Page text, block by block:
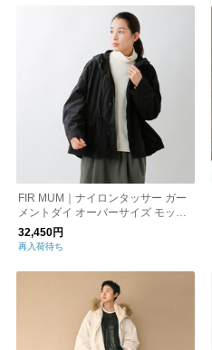
FIR MUM｜ナイロンタッサー ガー
メントダイ オーバーサイズ モッズ
コート ge-fr1002jk-ms フィルマム
32,450円
再入荷待ち